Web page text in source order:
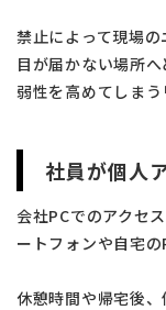
禁止によって現場
目が届かない場所
弱性を高めてしまう
社員が個人
会社PCでのアクセ
ートフォンや自宅の
休憩時間や帰宅後